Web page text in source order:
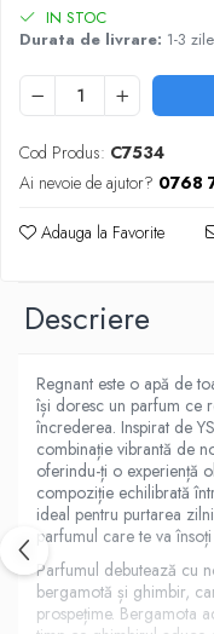
Ingrijirea Parului
Produse Styling
Sampon pentru Barbati
Sampon Uscat
Tratament de Par
Ingrijirea Tenului
Demachiere
Manichiura si Pedichiura
Parfumuri
Body Mist
Pentru Barbati
Pentru Femei
Unisex
Produse Barbierit
IN STOC
Durata de livrare: 1-3
Cod Produs: C7534
Ai nevoie de ajutor? 0768
Adauga la Favorite
Descriere
Regnant este o apă de
își doresc un parfum ce
încrederea. Inspirat de
combinație vibrantă de
oferindu-ți o experiență
compoziție echilibrată
ideal pentru purtarea
parfumul care te va
Parfumul debutează cu
bergamotă și ghimbir,
prospețime. Bergamota